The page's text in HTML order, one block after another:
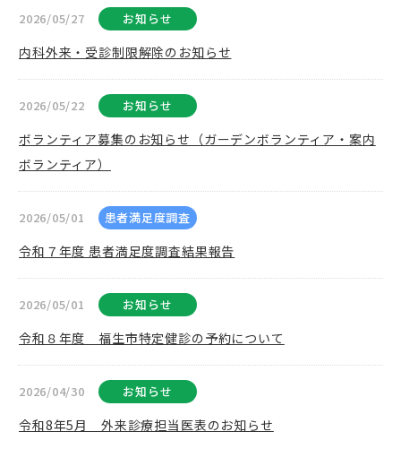
2026/05/27 お知らせ
内科外来・受診制限解除のお知らせ
2026/05/22 お知らせ
ボランティア募集のお知らせ（ガーデンボランティア・案内
ボランティア）
2026/05/01 患者満足度調査
令和７年度 患者満足度調査結果報告
2026/05/01 お知らせ
令和８年度 福生市特定健診の予約について
2026/04/30 お知らせ
令和8年5月 外来診療担当医表のお知らせ